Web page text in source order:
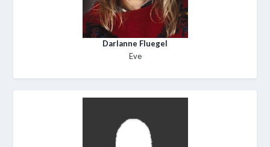
Darlanne Fluegel
Eve